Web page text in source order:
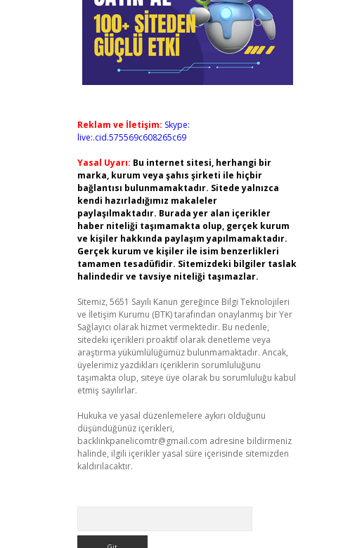
Reklam ve İletişim: Skype:
live:.cid.575569c608265c69
Yasal Uyarı: Bu internet sitesi, herhangi bir
marka, kurum veya şahıs şirketi ile hiçbir
bağlantısı bulunmamaktadır. Sitede yalnızca
kendi hazırladığımız makaleler
paylaşılmaktadır. Burada yer alan içerikler
haber niteliği taşımamakta olup, gerçek kurum
ve kişiler hakkında paylaşım yapılmamaktadır.
Gerçek kurum ve kişiler ile isim benzerlikleri
tamamen tesadüfidir. Sitemizdeki bilgiler taslak
halindedir ve tavsiye niteliği taşımazlar.
Sitemiz, 5651 Sayılı Kanun gereğince Bilgi Teknolojileri
ve İletişim Kurumu (BTK) tarafından onaylanmış bir Yer
Sağlayıcı olarak hizmet vermektedir. Bu nedenle,
sitedeki içerikleri proaktif olarak denetleme veya
araştırma yükümlülüğümüz bulunmamaktadır. Ancak,
üyelerimiz yazdıkları içeriklerin sorumluluğunu
taşımakta olup, siteye üye olarak bu sorumluluğu kabul
etmiş sayılırlar.
Hukuka ve yasal düzenlemelere aykırı olduğunu
düşündüğünüz içerikleri,
backlinkpanelicomtr@gmail.com adresine bildirmeniz
halinde, ilgili içerikler yasal süre içerisinde sitemizden
kaldırılacaktır.